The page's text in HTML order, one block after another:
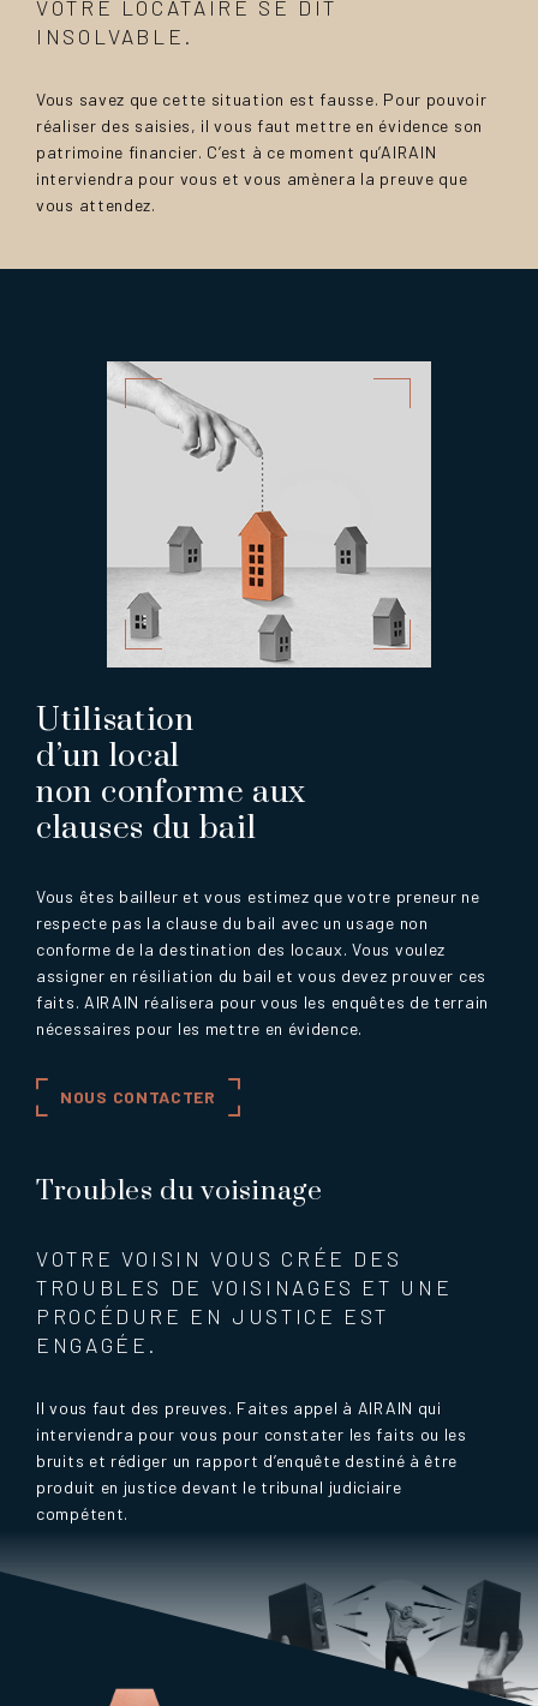
VOTRE LOCATAIRE SE DIT
INSOLVABLE.
Vous savez que cette situation est fausse. Pour pouvoir
réaliser des saisies, il vous faut mettre en évidence son
patrimoine financier. C’est à ce moment qu’AIRAIN
interviendra pour vous et vous amènera la preuve que
vous attendez.
Utilisation
d’un local
non conforme aux
clauses du bail
Vous êtes bailleur et vous estimez que votre preneur ne
respecte pas la clause du bail avec un usage non
conforme de la destination des locaux. Vous voulez
assigner en résiliation du bail et vous devez prouver ces
faits. AIRAIN réalisera pour vous les enquêtes de terrain
nécessaires pour les mettre en évidence.
NOUS CONTACTER
Troubles du voisinage
VOTRE VOISIN VOUS CRÉE DES
TROUBLES DE VOISINAGES ET UNE
PROCÉDURE EN JUSTICE EST
ENGAGÉE.
Il vous faut des preuves. Faites appel à AIRAIN qui
interviendra pour vous pour constater les faits ou les
bruits et rédiger un rapport d’enquête destiné à être
produit en justice devant le tribunal judiciaire
compétent.